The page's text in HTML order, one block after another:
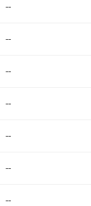
--
--
--
--
--
--
--